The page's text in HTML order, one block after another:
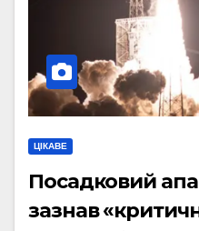
ЦІКАВЕ
Посадковий
зазнав